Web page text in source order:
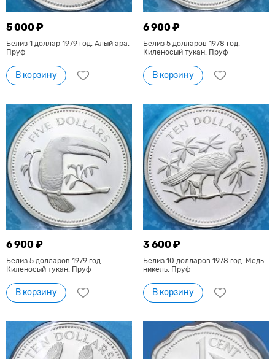
5 000 ₽
Белиз 1 доллар 1979 год. Алый ара.
Пруф
В корзину
6 900 ₽
Белиз 5 долларов 1978 год.
Киленосый тукан. Пруф
В корзину
6 900 ₽
Белиз 5 долларов 1979 год.
Киленосый тукан. Пруф
В корзину
3 600 ₽
Белиз 10 долларов 1978 год. Медь-
никель. Пруф
В корзину